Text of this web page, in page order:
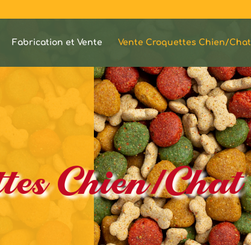
Fabrication et Vente Vente Croquettes Chien/Chat
Chien/Chat